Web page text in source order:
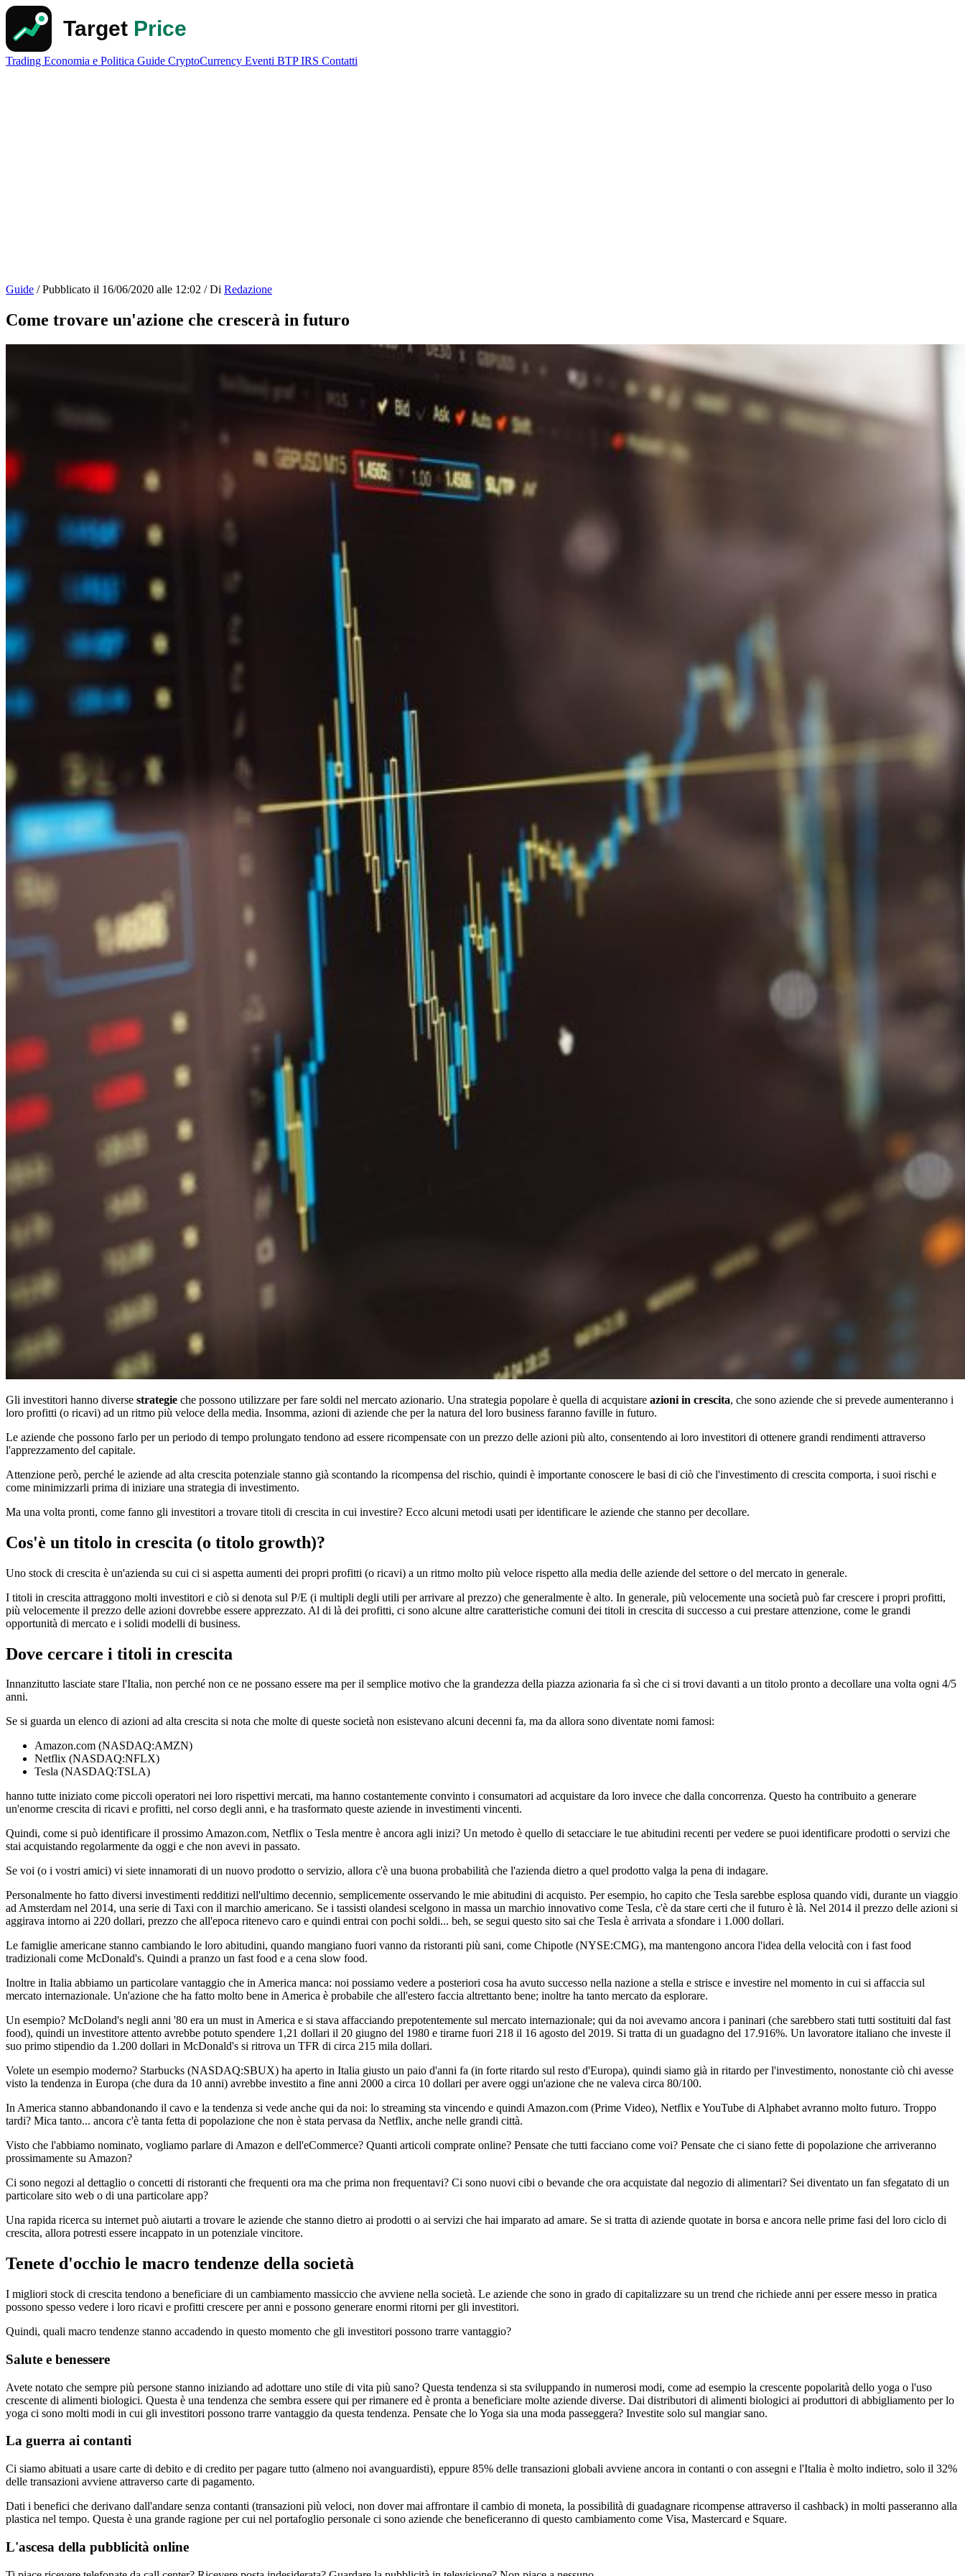
Trading Economia e Politica Guide CryptoCurrency Eventi BTPIRS Contatti
Guide / Pubblicato il 16/06/2020 alle 12:02 / Di Redazione
Come trovare un'azione che crescerà in futuro
Gli investitori hanno diverse strategie che possono utilizzare per fare soldi nel mercato azionario. Una strategia popolare è quella di acquistare azioni in crescita, che sono aziende che si prevede aumenteranno i
loro profitti (o ricavi) ad un ritmo più veloce della media. Insomma, azioni di aziende che per la natura del loro business faranno faville in futuro.
Le aziende che possono farlo per un periodo di tempo prolungato tendono ad essere ricompensate con un prezzo delle azioni più alto, consentendo ai loro investitori di ottenere grandi rendimenti attraverso
l'apprezzamento del capitale.
Attenzione però, perché le aziende ad alta crescita potenziale stanno già scontando la ricompensa del rischio, quindi è importante conoscere le basi di ciò che l'investimento di crescita comporta, i suoi rischi e
come minimizzarli prima di iniziare una strategia di investimento.
Ma una volta pronti, come fanno gli investitori a trovare titoli di crescita in cui investire? Ecco alcuni metodi usati per identificare le aziende che stanno per decollare.
Cos'è un titolo in crescita (o titolo growth)?
Uno stock di crescita è un'azienda su cui ci si aspetta aumenti dei propri profitti (o ricavi) a un ritmo molto più veloce rispetto alla media delle aziende del settore o del mercato in generale.
I titoli in crescita attraggono molti investitori e ciò si denota sul P/E (i multipli degli utili per arrivare al prezzo) che generalmente è alto. In generale, più velocemente una società può far crescere i propri profitti,
più velocemente il prezzo delle azioni dovrebbe essere apprezzato. Al di là dei profitti, ci sono alcune altre caratteristiche comuni dei titoli in crescita di successo a cui prestare attenzione, come le grandi
opportunità di mercato e i solidi modelli di business.
Dove cercare i titoli in crescita
Innanzitutto lasciate stare l'Italia, non perché non ce ne possano essere ma per il semplice motivo che la grandezza della piazza azionaria fa sì che ci si trovi davanti a un titolo pronto a decollare una volta ogni 4/5
anni.
Se si guarda un elenco di azioni ad alta crescita si nota che molte di queste società non esistevano alcuni decenni fa, ma da allora sono diventate nomi famosi:
Amazon.com (NASDAQ:AMZN)
Netflix (NASDAQ:NFLX)
Tesla (NASDAQ:TSLA)
hanno tutte iniziato come piccoli operatori nei loro rispettivi mercati, ma hanno costantemente convinto i consumatori ad acquistare da loro invece che dalla concorrenza. Questo ha contribuito a generare
un'enorme crescita di ricavi e profitti, nel corso degli anni, e ha trasformato queste aziende in investimenti vincenti.
Quindi, come si può identificare il prossimo Amazon.com, Netflix o Tesla mentre è ancora agli inizi? Un metodo è quello di setacciare le tue abitudini recenti per vedere se puoi identificare prodotti o servizi che
stai acquistando regolarmente da oggi e che non avevi in passato.
Se voi (o i vostri amici) vi siete innamorati di un nuovo prodotto o servizio, allora c'è una buona probabilità che l'azienda dietro a quel prodotto valga la pena di indagare.
Personalmente ho fatto diversi investimenti redditizi nell'ultimo decennio, semplicemente osservando le mie abitudini di acquisto. Per esempio, ho capito che Tesla sarebbe esplosa quando vidi, durante un viaggio
ad Amsterdam nel 2014, una serie di Taxi con il marchio americano. Se i tassisti olandesi scelgono in massa un marchio innovativo come Tesla, c'è da stare certi che il futuro è là. Nel 2014 il prezzo delle azioni si
aggirava intorno ai 220 dollari, prezzo che all'epoca ritenevo caro e quindi entrai con pochi soldi... beh, se segui questo sito sai che Tesla è arrivata a sfondare i 1.000 dollari.
Le famiglie americane stanno cambiando le loro abitudini, quando mangiano fuori vanno da ristoranti più sani, come Chipotle (NYSE:CMG), ma mantengono ancora l'idea della velocità con i fast food
tradizionali come McDonald's. Quindi a pranzo un fast food e a cena slow food.
Inoltre in Italia abbiamo un particolare vantaggio che in America manca: noi possiamo vedere a posteriori cosa ha avuto successo nella nazione a stella e strisce e investire nel momento in cui si affaccia sul
mercato internazionale. Un'azione che ha fatto molto bene in America è probabile che all'estero faccia altrettanto bene; inoltre ha tanto mercato da esplorare.
Un esempio? McDoland's negli anni '80 era un must in America e si stava affacciando prepotentemente sul mercato internazionale; qui da noi avevamo ancora i paninari (che sarebbero stati tutti sostituiti dal fast
food), quindi un investitore attento avrebbe potuto spendere 1,21 dollari il 20 giugno del 1980 e tirarne fuori 218 il 16 agosto del 2019. Si tratta di un guadagno del 17.916%. Un lavoratore italiano che investe il
suo primo stipendio da 1.200 dollari in McDonald's si ritrova un TFR di circa 215 mila dollari.
Volete un esempio moderno? Starbucks (NASDAQ:SBUX) ha aperto in Italia giusto un paio d'anni fa (in forte ritardo sul resto d'Europa), quindi siamo già in ritardo per l'investimento, nonostante ciò chi avesse
visto la tendenza in Europa (che dura da 10 anni) avrebbe investito a fine anni 2000 a circa 10 dollari per avere oggi un'azione che ne valeva circa 80/100.
In America stanno abbandonando il cavo e la tendenza si vede anche qui da noi: lo streaming sta vincendo e quindi Amazon.com (Prime Video), Netflix e YouTube di Alphabet avranno molto futuro. Troppo
tardi? Mica tanto... ancora c'è tanta fetta di popolazione che non è stata pervasa da Netflix, anche nelle grandi città.
Visto che l'abbiamo nominato, vogliamo parlare di Amazon e dell'eCommerce? Quanti articoli comprate online? Pensate che tutti facciano come voi? Pensate che ci siano fette di popolazione che arriveranno
prossimamente su Amazon?
Ci sono negozi al dettaglio o concetti di ristoranti che frequenti ora ma che prima non frequentavi? Ci sono nuovi cibi o bevande che ora acquistate dal negozio di alimentari? Sei diventato un fan sfegatato di un
particolare sito web o di una particolare app?
Una rapida ricerca su internet può aiutarti a trovare le aziende che stanno dietro ai prodotti o ai servizi che hai imparato ad amare. Se si tratta di aziende quotate in borsa e ancora nelle prime fasi del loro ciclo di
crescita, allora potresti essere incappato in un potenziale vincitore.
Tenete d'occhio le macro tendenze della società
I migliori stock di crescita tendono a beneficiare di un cambiamento massiccio che avviene nella società. Le aziende che sono in grado di capitalizzare su un trend che richiede anni per essere messo in pratica
possono spesso vedere i loro ricavi e profitti crescere per anni e possono generare enormi ritorni per gli investitori.
Quindi, quali macro tendenze stanno accadendo in questo momento che gli investitori possono trarre vantaggio?
Salute e benessere
Avete notato che sempre più persone stanno iniziando ad adottare uno stile di vita più sano? Questa tendenza si sta sviluppando in numerosi modi, come ad esempio la crescente popolarità dello yoga o l'uso
crescente di alimenti biologici. Questa è una tendenza che sembra essere qui per rimanere ed è pronta a beneficiare molte aziende diverse. Dai distributori di alimenti biologici ai produttori di abbigliamento per lo
yoga ci sono molti modi in cui gli investitori possono trarre vantaggio da questa tendenza. Pensate che lo Yoga sia una moda passeggera? Investite solo sul mangiar sano.
La guerra ai contanti
Ci siamo abituati a usare carte di debito e di credito per pagare tutto (almeno noi avanguardisti), eppure 85% delle transazioni globali avviene ancora in contanti o con assegni e l'Italia è molto indietro, solo il 32%
delle transazioni avviene attraverso carte di pagamento.
Dati i benefici che derivano dall'andare senza contanti (transazioni più veloci, non dover mai affrontare il cambio di moneta, la possibilità di guadagnare ricompense attraverso il cashback) in molti passeranno alla
plastica nel tempo. Questa è una grande ragione per cui nel portafoglio personale ci sono aziende che beneficeranno di questo cambiamento come Visa, Mastercard e Square.
L'ascesa della pubblicità online